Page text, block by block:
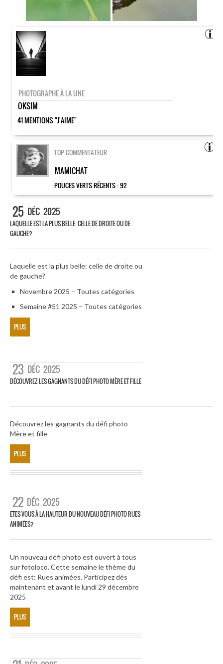
PHOTOGRAPHE À LA UNE
OKSIM
41 MENTIONS "J'AIME"
TOP COMMENTATEUR
MAMICHAT
POUCES VERTS RÉCENTS :92
25 DÉC 2025
LAQUELLE EST LA PLUS BELLE: CELLE DE DROITE OU DE
GAUCHE?
Laquelle est la plus belle: celle de droite ou
de gauche?
Novembre 2025 – Toutes catégories
Semaine #51 2025 – Toutes catégories
PLUS
23 DÉC 2025
DÉCOUVREZ LES GAGNANTS DU DÉFI PHOTO MÈRE ET FILLE
Découvrez les gagnants du défi photo
Mère et fille
PLUS
22 DÉC 2025
ETES-VOUS À LA HAUTEUR DU NOUVEAU DÉFI PHOTO RUES
ANIMÉES?
Un nouveau défi photo est ouvert à tous
sur fotoloco. Cette semaine le thème du
défi est: Rues animées. Participez dès
maintenant et avant le lundi 29 décembre
2025
PLUS